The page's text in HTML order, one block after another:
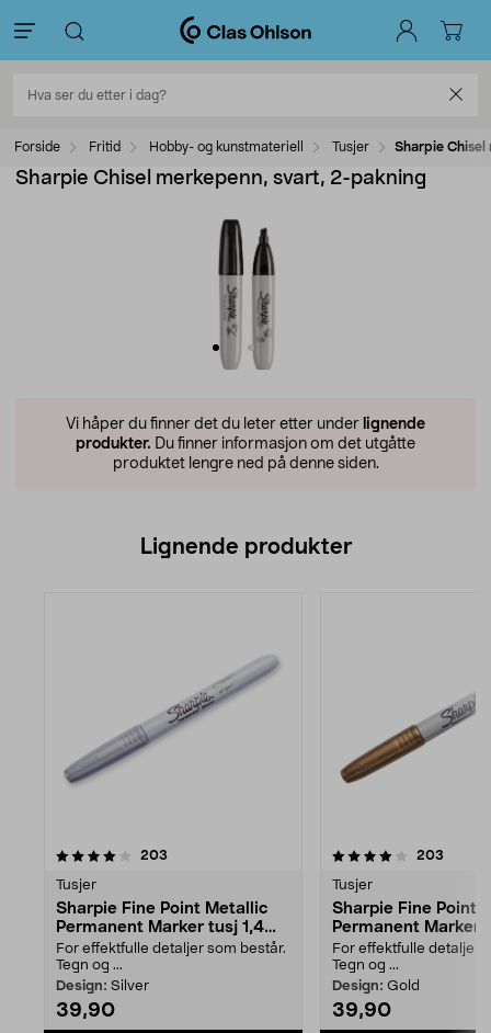
Forside Fritid Hobby- og kunstmateriell Tusjer Sharpie
Sharpie Chisel merkepenn, svart, 2-pakning
Vi håper du finner det du leter etter under lignende
produkter. Du finner informasjon om det utgåtte
produktet lengre ned på denne siden.
Lignende produkter
203
Tusjer
Sharpie Fine Point Metallic
Permanent Marker tusj 1,4
mm
For effektfulle detaljer som består.
Tegn og ...
Design: Silver
39,90
4.0av 5 stjerner 203
Tusjer
Sharpie Fine Point
Permanent Marker
mm
For effektfulle detaljer
Tegn og ...
Design: Gold
39,90